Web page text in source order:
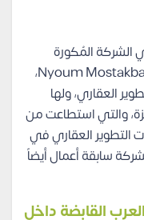
الشركة المُكورة
لكمبوند نيوم المستقبل سيتي Nyoum Mostakbal City،
العقاري، ولها
والتي استطاعت من
التطوير العقاري في
سابقة أعمال أيضاً
القابضة داخل